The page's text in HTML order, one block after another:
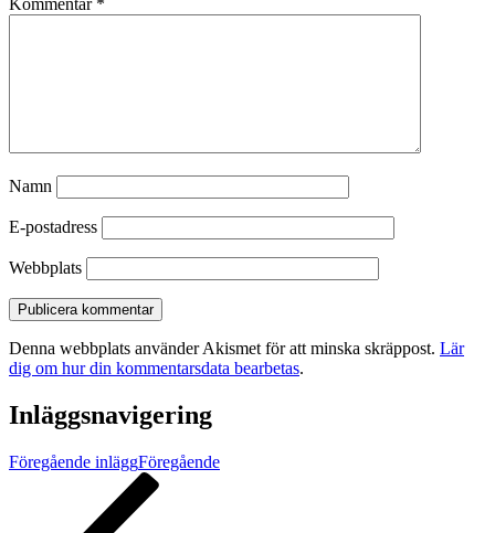
Kommentar *
Namn
E-postadress
Webbplats
Denna webbplats använder Akismet för att minska skräppost. Lär
dig om hur din kommentarsdata bearbetas.
Inläggsnavigering
Föregående inläggFöregående